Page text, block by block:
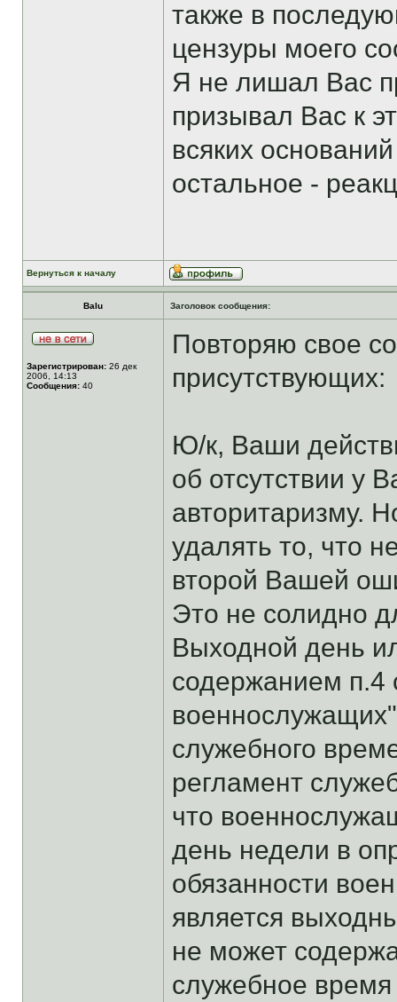
также в
цензуры моего
Я не лишал Вас
призывал Вас к
всяких
остальное -
Вернуться к началу
Balu Заголовок сообщения:
Зарегистрирован: 26 дек
2006, 14:13
Сообщения: 40
Повторяю свое
присутствующих:
Ю/к, Ваши
об отсутствии у
авторитаризму.
удалять то, что
второй Вашей
Это не солидно
Выходной день
содержанием п.4
служебного
регламент
что
день недели в
обязанности
является
не может
служебное